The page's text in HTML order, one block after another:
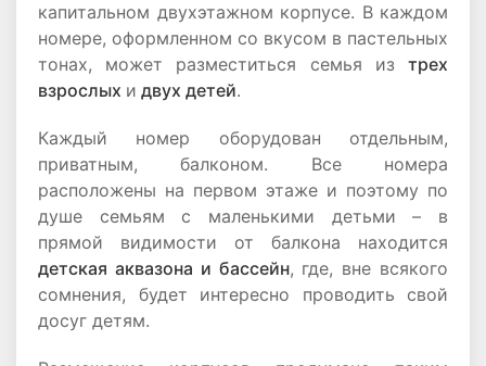
капитальном двухэтажном корпусе. В каждом
номере, оформленном со вкусом в пастельных
тонах, может разместиться семья из трех
взрослых и двух детей.
Каждый номер оборудован отдельным,
приватным, балконом. Все номера
расположены на первом этаже и поэтому по
душе семьям с маленькими детьми – в
прямой видимости от балкона находится
детская аквазона и бассейн, где, вне всякого
сомнения, будет интересно проводить свой
досуг детям.